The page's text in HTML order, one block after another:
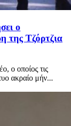
ο
της Τζόρτζια
ο οποίος τις
ακραίο μήν...